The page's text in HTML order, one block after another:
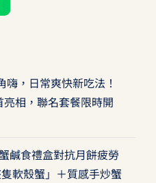
，日常爽快新吃法！
亮相，聯名套餐限時開
鹹食禮盒對抗月餅疲勞
軟殼蟹」＋質感手炒蟹